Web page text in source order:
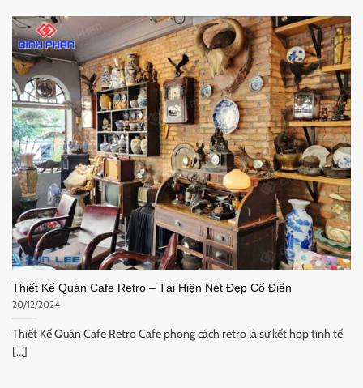
Thiết Kế Quán Cafe Retro – Tái Hiện Nét Đẹp Cổ Điển
20/12/2024
Thiết Kế Quán Cafe Retro Cafe phong cách retro là sự kết hợp tinh tế
[...]